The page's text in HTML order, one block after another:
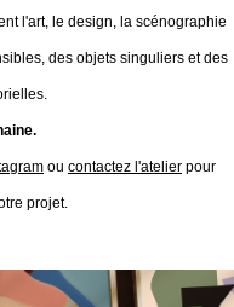
l'art, le design, la scénographie
des objets singuliers et des
ou contactez l'atelier pour
projet.